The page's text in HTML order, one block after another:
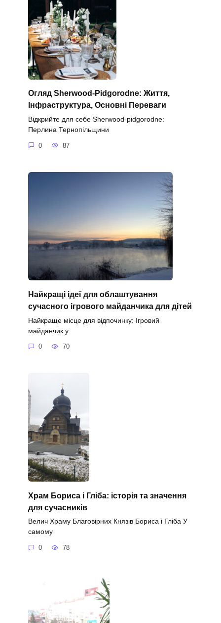
Огляд Sherwood-Pidgorodne: Життя,
Інфраструктура, Основні Переваги
Відкрийте для себе Sherwood-pidgorodne:
Перлина Тернопільщини
0 87
Найкращі ідеї для облаштування
сучасного ігрового майданчика для дітей
Найкраще місце для відпочинку: Ігровий
майданчик у
0 70
Храм Бориса і Гліба: історія та значення
для сучасників
Велич Храму Благовірних Князів Бориса і Гліба У
самому
0 78